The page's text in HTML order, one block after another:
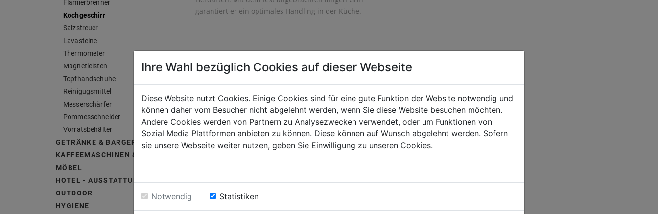
Flamierbrenner
Kochgeschirr
Salzstreuer
Lavasteine
Thermometer
Magnetleisten
Topfhandschuhe
Reinigugsmittel
Messerschärfer
Pommesschneider
Vorratsbehälter
GETRÄNKE & BARGERÄTE
KAFFEEMASCHINEN & ZUBEHÖR
MÖBEL
HOTEL - AUSSTATTUNG &
OUTDOOR
HYGIENE
garantiert er ein optimales Handling in der Küche.
Ihre Wahl bezüglich Cookies auf dieser Webseite
Diese Website nutzt Cookies. Einige Cookies sind für eine gute Funktion der Website notwendig und
können daher vom Besucher nicht abgelehnt werden, wenn Sie diese Website besuchen möchten.
Andere Cookies werden von Partnern zu Analysezwecken verwendet, oder um Funktionen von
Sozial Media Plattformen anbieten zu können. Diese können auf Wunsch abgelehnt werden. Sofern
sie unsere Webseite weiter nutzen, geben Sie Einwilligung zu unseren Cookies.
Notwendig Statistiken